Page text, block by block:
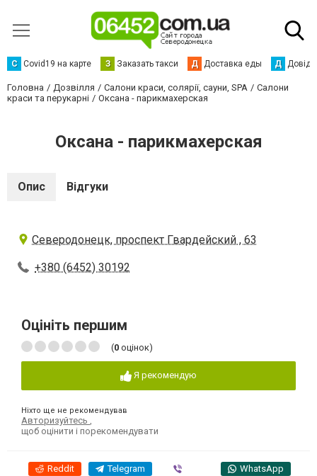
С Сovid19 на карте З Заказать такси Д Доставка еды Д
Головна Дозвілля Салони краси, солярії, сауни, SPA
Салони
краси та перукарні
Оксана - парикмахерская
Оксана - парикмахерская
Опис Відгуки
Северодонецк, проспект Гвардейский , 63
+380 (6452) 30192
Оцініть першим
(0 оцінок)
Я рекомендую
Ніхто ще не рекомендував
Авторизуйтесь
щоб оцінити і порекомендувати
Reddit Telegram WhatsApp